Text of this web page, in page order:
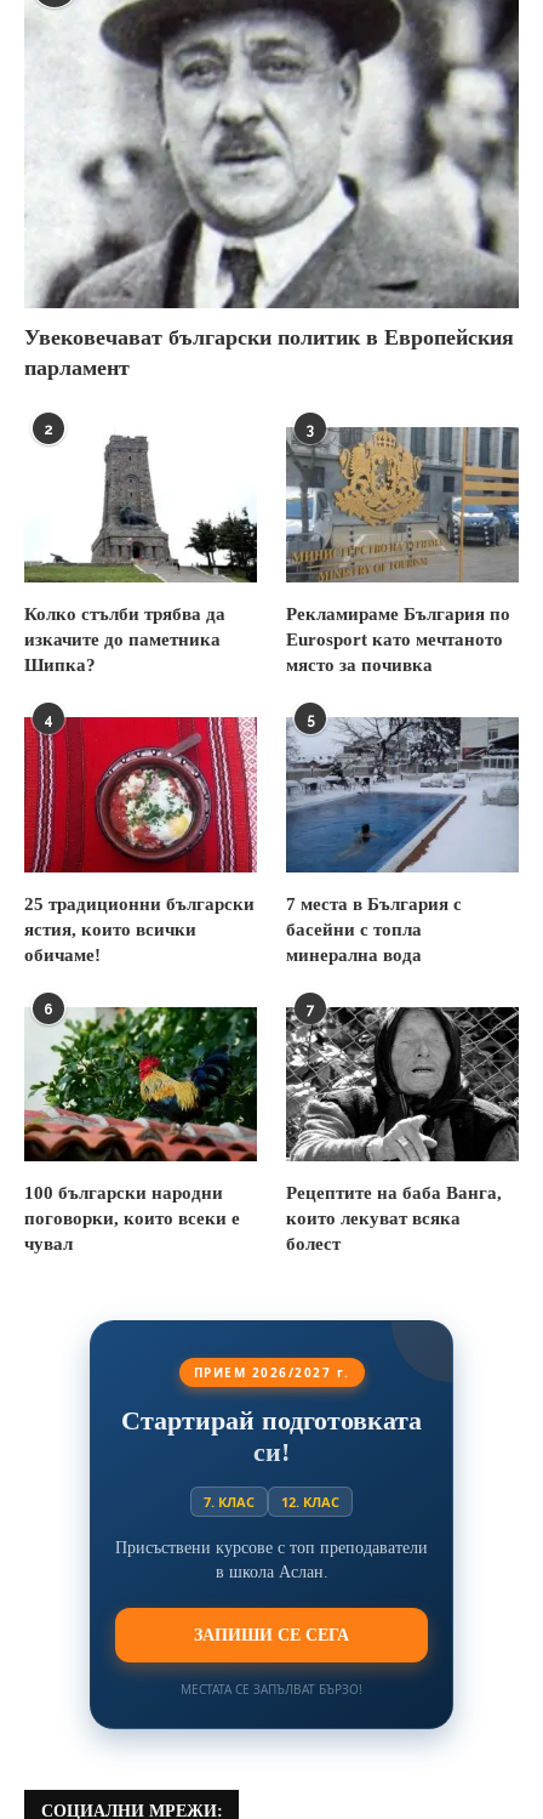
Увековечават български политик в Европейския
парламент
2
Колко стълби трябва да
изкачите до паметника
Шипка?
3
Рекламираме България по
Eurosport като мечтаното
място за почивка
4
25 традиционни български
ястия, които всички
обичаме!
5
7 места в България с
басейни с топла
минерална вода
6
100 български народни
поговорки, които всеки е
чувал
7
Рецептите на баба Ванга,
които лекуват всяка
болест
ПРИЕМ 2026/2027 г.
Стартирай подготовката
си!
7. КЛАС 12. КЛАС
Присъствени курсове с топ преподаватели
в школа Аслан.
ЗАПИШИ СЕ СЕГА
МЕСТАТА СЕ ЗАПЪЛВАТ БЪРЗО!
СОЦИАЛНИ МРЕЖИ: